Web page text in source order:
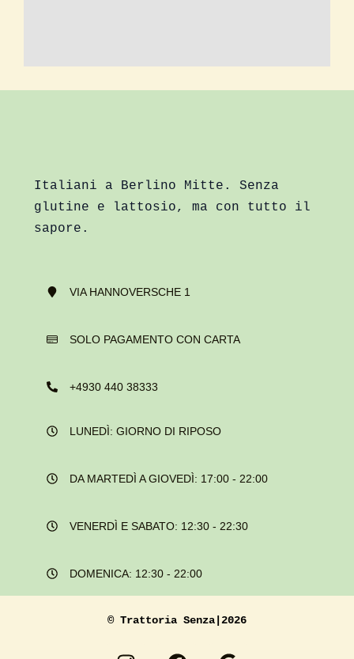
Italiani a Berlino Mitte. Senza
glutine e lattosio, ma con tutto il
sapore.
VIA HANNOVERSCHE 1
SOLO PAGAMENTO CON CARTA
+4930 440 38333
LUNEDÌ: GIORNO DI RIPOSO
DA MARTEDÌ A GIOVEDÌ: 17:00 - 22:00
VENERDÌ E SABATO: 12:30 - 22:30
DOMENICA: 12:30 - 22:00
© Trattoria Senza|2026
I F G